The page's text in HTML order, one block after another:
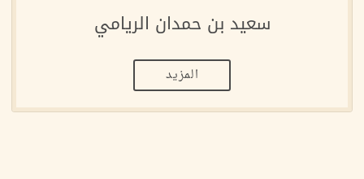
سعيد بن حمدان الريامي
المزيد